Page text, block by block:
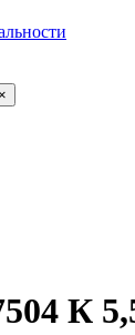
×
К